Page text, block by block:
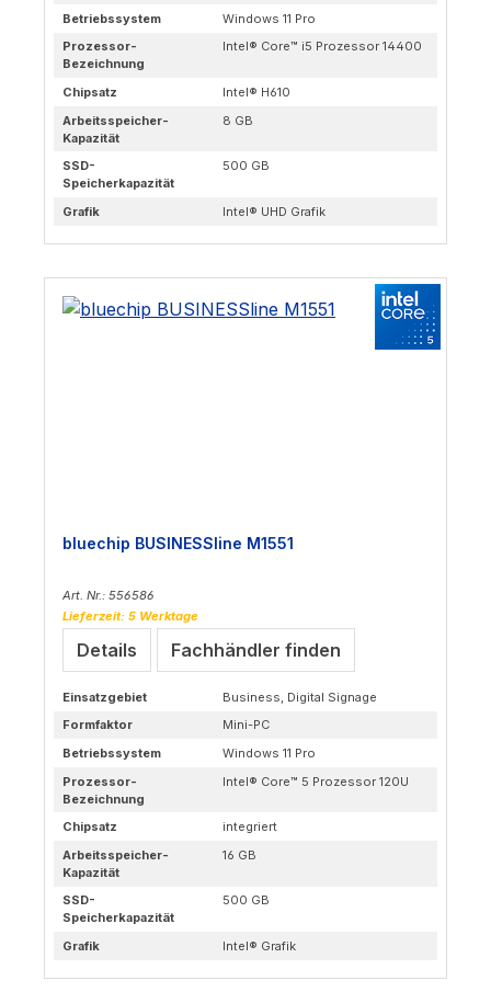
Betriebssystem
Windows 11 Pro
Prozessor-
Bezeichnung
Intel® Core™ i5 Prozessor 14400
Chipsatz
Intel® H610
Arbeitsspeicher-
Kapazität
8 GB
SSD-
Speicherkapazität
500 GB
Grafik Intel® UHD Grafik
bluechip BUSINESSline M1551
Art. Nr.: 556586
Lieferzeit: 5 Werktage
Details Fachhändler finden
Einsatzgebiet
Business, Digital Signage
Formfaktor
Mini-PC
Betriebssystem
Windows 11 Pro
Prozessor-
Bezeichnung
Intel® Core™ 5 Prozessor 120U
Chipsatz
integriert
Arbeitsspeicher-
Kapazität
16 GB
SSD-
Speicherkapazität
500 GB
Grafik Intel® Grafik